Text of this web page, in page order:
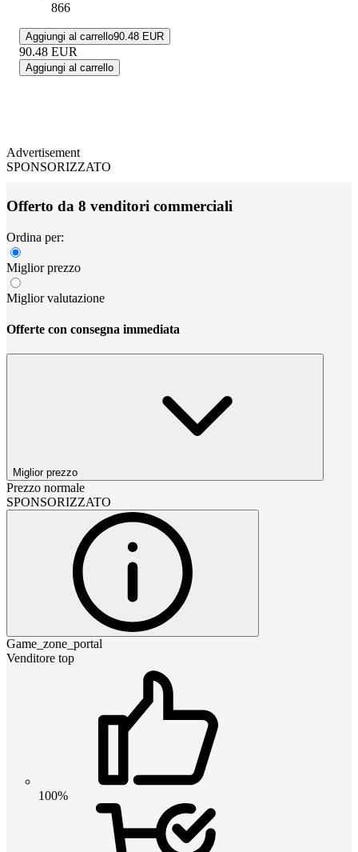
866
Aggiungi al carrello90.48 EUR
90.48 EUR
Aggiungi al carrello
Advertisement
SPONSORIZZATO
Offerto da 8 venditori commerciali
Ordina per:
Miglior prezzo
Miglior valutazione
Offerte con consegna immediata
Miglior prezzo
Prezzo normale
SPONSORIZZATO
Game_zone_portal
Venditore top
100%